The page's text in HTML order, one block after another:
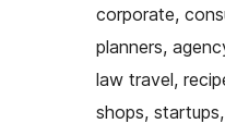
corporate,
planners,
law travel,
shops,